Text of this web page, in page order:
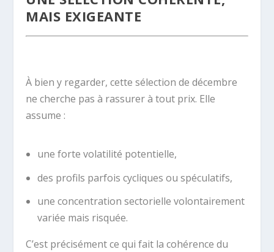
MAIS EXIGEANTE
À bien y regarder, cette sélection de décembre
ne cherche pas à rassurer à tout prix. Elle
assume :
une forte volatilité potentielle,
des profils parfois cycliques ou spéculatifs,
une concentration sectorielle volontairement
variée mais risquée.
C’est précisément ce qui fait la cohérence du